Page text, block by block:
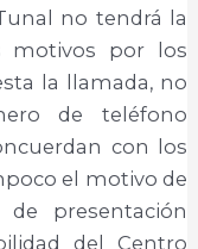
no tendrá la
motivos por los
la llamada, no
de teléfono
con los
el motivo de
presentación
del Centro